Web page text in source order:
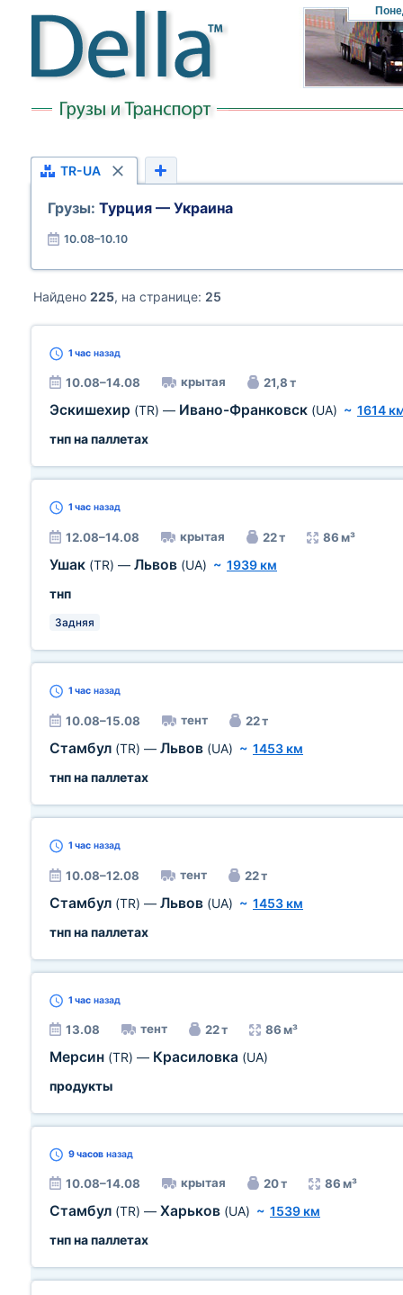
TR-UA
Грузы: Турция — Украина
10.08–10.10
Найдено 225, на странице: 25
1 час назад
10.08–14.08 крытая 21,8 т
Эскишехир (TR) — Ивано-Франковск (UA) ~ 1614
тнп на паллетах
1 час назад
12.08–14.08 крытая 22 т 86 м³
Ушак (TR) — Львов (UA) ~ 1939 км
тнп
Задняя
1 час назад
10.08–15.08 тент 22 т
Стамбул (TR) — Львов (UA) ~ 1453 км
тнп на паллетах
1 час назад
10.08–12.08 тент 22 т
Стамбул (TR) — Львов (UA) ~ 1453 км
тнп на паллетах
1 час назад
13.08 тент 22 т 86 м³
Мерсин (TR) — Красиловка (UA)
продукты
9 часов назад
10.08–14.08 крытая 20 т 86 м³
Стамбул (TR) — Харьков (UA) ~ 1539 км
тнп на паллетах